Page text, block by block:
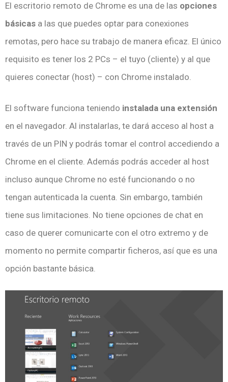
El escritorio remoto de Chrome es una de las opciones
básicas a las que puedes optar para conexiones
remotas, pero hace su trabajo de manera eficaz. El único
requisito es tener los 2 PCs – el tuyo (cliente) y al que
quieres conectar (host) – con Chrome instalado.
El software funciona teniendo instalada una extensión
en el navegador. Al instalarlas, te dará acceso al host a
través de un PIN y podrás tomar el control accediendo a
Chrome en el cliente. Además podrás acceder al host
incluso aunque Chrome no esté funcionando o no
tengan autenticada la cuenta. Sin embargo, también
tiene sus limitaciones. No tiene opciones de chat en
caso de querer comunicarte con el otro extremo y de
momento no permite compartir ficheros, así que es una
opción bastante básica.